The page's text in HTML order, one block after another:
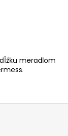
meradlom